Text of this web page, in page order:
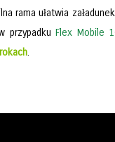
rama ułatwia
przypadkuFlex Mobile
.